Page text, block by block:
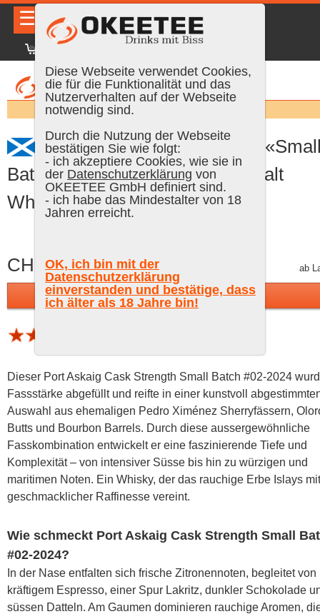
☰ DE FR EN|Anmelden
Suchen:
Port Askaig Cask Strength
Batch #02-2024» Islay Single Malt
Whisky, 70 cl, 59.1 % Vol.
CHF 78.50 inkl. MWST, plus Versand ab
In den Warenkorb
Dieser Port Askaig Cask Strength Small Batch #02-2024
Fassstärke abgefüllt und reifte in einer kunstvoll
Auswahl aus ehemaligen Pedro Ximénez Sherryfässern,
Butts und Bourbon Barrels. Durch diese aussergewöhnliche
Fasskombination entwickelt er eine faszinierende Tiefe und
Komplexität – von intensiver Süsse bis hin zu würzigen und
maritimen Noten. Ein Whisky, der das rauchige Erbe Islays mit
geschmacklicher Raffinesse vereint.
Wie schmeckt Port Askaig Cask Strength Small
#02-2024?
In der Nase entfalten sich frische Zitronennoten, begleitet von
kräftigem Espresso, einer Spur Lakritz, dunkler Schokolade
süssen Datteln. Am Gaumen dominieren rauchige Aromen,
Diese Webseite verwendet Cookies,
die für die Funktionalität und das
Nutzerverhalten auf der Webseite
notwendig sind.
Durch die Nutzung der Webseite
bestätigen Sie wie folgt:
- ich akzeptiere Cookies, wie sie in
der Datenschutzerklärung von
OKEETEE GmbH definiert sind.
- ich habe das Mindestalter von 18
Jahren erreicht.
OK, ich bin mit der
Datenschutzerklärung
einverstanden und bestätige, dass
ich älter als 18 Jahre bin!